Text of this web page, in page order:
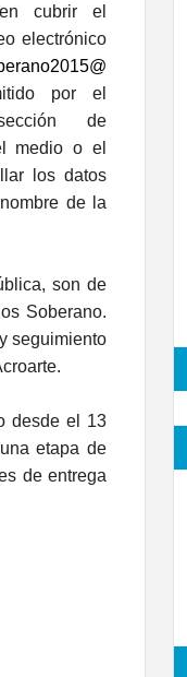
cubrir el
electrónico
por el
de
medio o el
los datos
de la
son de
Soberano.
seguimiento
desde el 13
etapa de
de entrega